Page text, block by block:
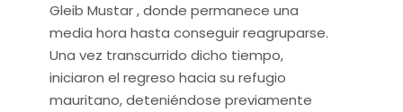
Gleib Mustar , donde permanece una
media hora hasta conseguir reagruparse.
Una vez transcurrido dicho tiempo,
iniciaron el regreso hacia su refugio
mauritano, deteniéndose previamente